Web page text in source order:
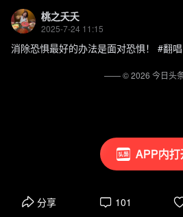
APP内打
桃之夭夭
2025-7-24 11:15
消除恐惧最好的办法是面对恐惧！ #翻
分享 101
—— ©2026 今日头